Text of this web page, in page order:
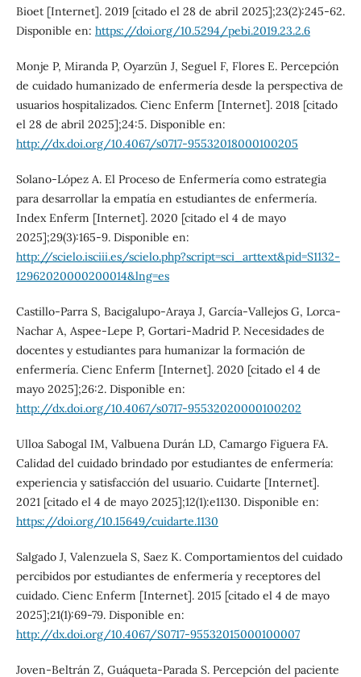
Bioet [Internet]. 2019 [citado el 28 de abril 2025];23(2):245-62.
Disponible en: https://doi.org/10.5294/pebi.2019.23.2.6
Monje P, Miranda P, Oyarzün J, Seguel F, Flores E. Percepción
de cuidado humanizado de enfermería desde la perspectiva de
usuarios hospitalizados. Cienc Enferm [Internet]. 2018 [citado
el 28 de abril 2025];24:5. Disponible en:
http://dx.doi.org/10.4067/s0717-95532018000100205
Solano-López A. El Proceso de Enfermería como estrategia
para desarrollar la empatía en estudiantes de enfermería.
Index Enferm [Internet]. 2020 [citado el 4 de mayo
2025];29(3):165-9. Disponible en:
http://scielo.isciii.es/scielo.php?script=sci_arttext&pid=S1132-
12962020000200014&lng=es
Castillo-Parra S, Bacigalupo-Araya J, García-Vallejos G, Lorca-
Nachar A, Aspee-Lepe P, Gortari-Madrid P. Necesidades de
docentes y estudiantes para humanizar la formación de
enfermería. Cienc Enferm [Internet]. 2020 [citado el 4 de
mayo 2025];26:2. Disponible en:
http://dx.doi.org/10.4067/s0717-95532020000100202
Ulloa Sabogal IM, Valbuena Durán LD, Camargo Figuera FA.
Calidad del cuidado brindado por estudiantes de enfermería:
experiencia y satisfacción del usuario. Cuidarte [Internet].
2021 [citado el 4 de mayo 2025];12(1):e1130. Disponible en:
https://doi.org/10.15649/cuidarte.1130
Salgado J, Valenzuela S, Saez K. Comportamientos del cuidado
percibidos por estudiantes de enfermería y receptores del
cuidado. Cienc Enferm [Internet]. 2015 [citado el 4 de mayo
2025];21(1):69-79. Disponible en:
http://dx.doi.org/10.4067/S0717-95532015000100007
Joven-Beltrán Z, Guáqueta-Parada S. Percepción del paciente